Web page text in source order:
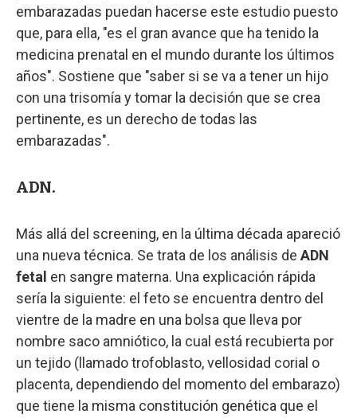
embarazadas puedan hacerse este estudio puesto
que, para ella, "es el gran avance que ha tenido la
medicina prenatal en el mundo durante los últimos
años". Sostiene que "saber si se va a tener un hijo
con una trisomía y tomar la decisión que se crea
pertinente, es un derecho de todas las
embarazadas".
ADN.
Más allá del screening, en la última década apareció
una nueva técnica. Se trata de los análisis de ADN
fetal en sangre materna. Una explicación rápida
sería la siguiente: el feto se encuentra dentro del
vientre de la madre en una bolsa que lleva por
nombre saco amniótico, la cual está recubierta por
un tejido (llamado trofoblasto, vellosidad corial o
placenta, dependiendo del momento del embarazo)
que tiene la misma constitución genética que el